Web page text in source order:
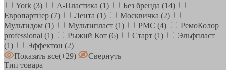
York (3) А-Пластика (1) Без бренда (14)
Европартнер (7) Лента (1) Москвичка (2)
Мультидом (1) Мультипласт (1) РМС (4)
РемоКолор
professional (1) Рыжий Кот (6) Старт (1)
Эльфпласт
(1)
Эффектон (2)
Показать все(+29)
Свернуть
Тип товара